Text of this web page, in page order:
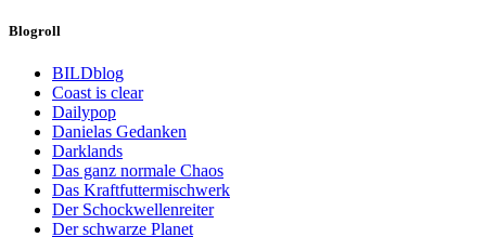
Blogroll
BILDblog
Coast is clear
Dailypop
Danielas Gedanken
Darklands
Das ganz normale Chaos
Das Kraftfuttermischwerk
Der Schockwellenreiter
Der schwarze Planet